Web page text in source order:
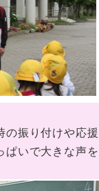
の振り付けや応援
ぱいで大きな声を